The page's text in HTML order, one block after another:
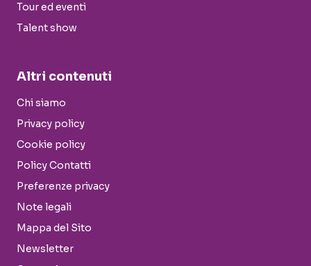
Tour ed eventi
Talent show
Altri contenuti
Chi siamo
Privacy policy
Cookie policy
Policy Contatti
Preferenze privacy
Note legali
Mappa del Sito
Newsletter